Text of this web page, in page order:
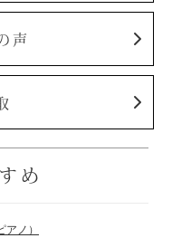
声
め
ノ）